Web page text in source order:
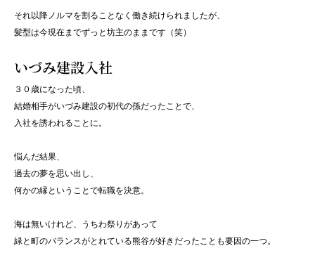
それ以降ノルマを割ることなく働き続けられましたが、
髪型は今現在までずっと坊主のままです（笑）
いづみ建設入社
３０歳になった頃、
結婚相手がいづみ建設の初代の孫だったことで、
入社を誘われることに。
悩んだ結果、
過去の夢を思い出し、
何かの縁ということで転職を決意。
海は無いけれど、うちわ祭りがあって
緑と町のバランスがとれている熊谷が好きだったことも要因の一つ。